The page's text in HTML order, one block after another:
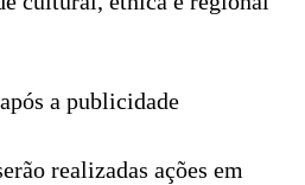
a publicidade
realizadas ações em